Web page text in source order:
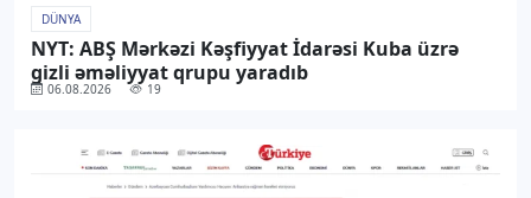
DÜNYA
NYT: ABŞ Mərkəzi Kəşfiyyat İdarəsi Kuba üzrə
gizli əməliyyat qrupu yaradıb
06.08.2026 19